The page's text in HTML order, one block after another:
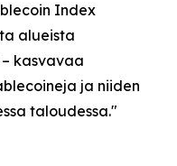
Index
alueista
kasvavaa
ja niiden
taloudessa."